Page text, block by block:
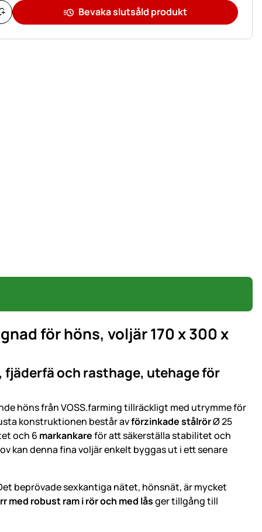
Bevaka slutsåld produkt
för höns, voljär 170 x 300 x
och rasthage, utehage för
höns från VOSS.farming tillräckligt med utrymme för
konstruktionen består avförzinkade stålrörØ 25
och 6 markankareför att säkerställa stabilitet och
kan denna fina voljär enkelt byggas ut i ett senare
beprövade sexkantiga nätet, hönsnät, är mycket
med robust ram i rör och med låsger tillgång till